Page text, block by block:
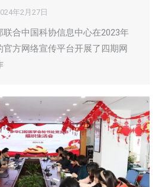
年2月27日
联合中国科协信息中心在2023年
方网络宣传平台开展了四期网